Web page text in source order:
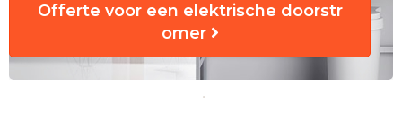
Offerte voor een elektrische doorstr
omer